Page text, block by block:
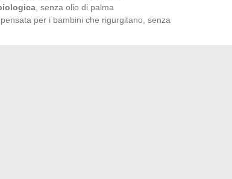
, senza olio di palma
per i bambini che rigurgitano, senza